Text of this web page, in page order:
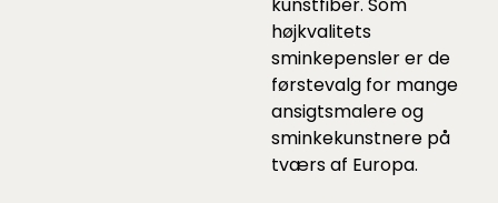
højkvalitets
sminkepensler er de
førstevalg for mange
ansigtsmalere og
sminkekunstnere på
tværs af Europa.